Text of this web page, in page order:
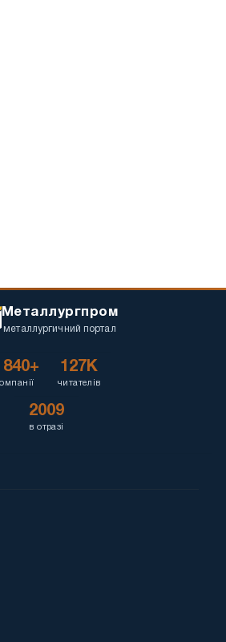
Металлургпром
металлургичний портал
840+ 127K
читателів
2009
в отразі